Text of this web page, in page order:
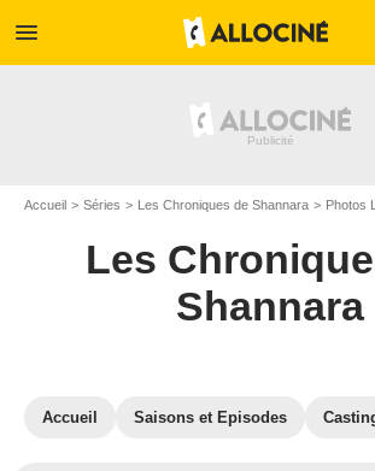
menu
Accueil Séries Les Chroniques de Shannara Photos
Les
Shannara
Accueil Saisons et Episodes